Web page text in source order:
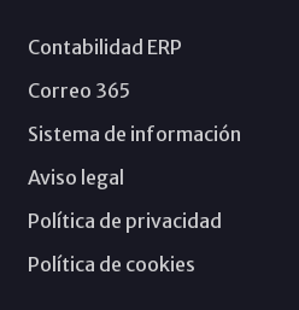
Contabilidad ERP
Correo 365
Sistema de información
Aviso legal
Política de privacidad
Política de cookies